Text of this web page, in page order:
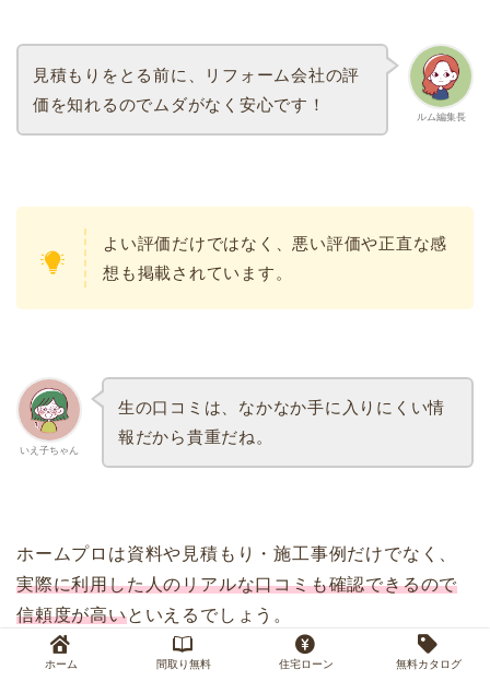
ルム編集長
見積もりをとる前に、リフォーム会社の評
価を知れるのでムダがなく安心です！
よい評価だけではなく、悪い評価や正直な感
想も掲載されています。
いえ子ちゃん
生の口コミは、なかなか手に入りにくい情
報だから貴重だね。
ホームプロは資料や見積もり・施工事例だけでなく、
実際に利用した人のリアルな口コミも確認できるので
信頼度が高いといえるでしょう。
ホーム 間取り無料 住宅ローン 無料カタログ